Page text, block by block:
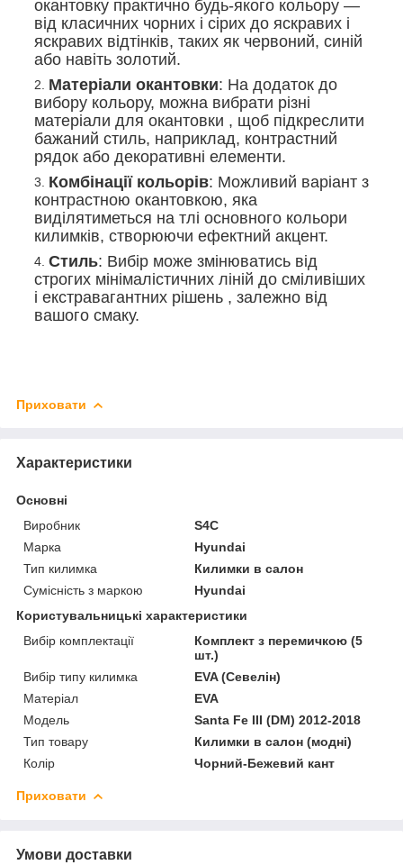
окантовку практично будь-якого кольору —
від класичних чорних і сірих до яскравих і
яскравих відтінків, таких як червоний, синій
або навіть золотий.
Матеріали окантовки: На додаток до
вибору кольору, можна вибрати різні
матеріали для окантовки , щоб підкреслити
бажаний стиль, наприклад, контрастний
рядок або декоративні елементи.
Комбінації кольорів: Можливий варіант з
контрастною окантовкою, яка
виділятиметься на тлі основного кольори
килимків, створюючи ефектний акцент.
Стиль: Вибір може змінюватись від
строгих мінімалістичних ліній до сміливіших
і екстравагантних рішень , залежно від
вашого смаку.
Приховати
Характеристики
Основні
Виробник
S4C
Марка
Hyundai
Тип килимка
Килимки в салон
Сумісність з маркою
Hyundai
Користувальницькі характеристики
Вибір комплектації
Комплект з перемичкою (5
шт.)
Вибір типу килимка
EVA (Севелін)
Матеріал
EVA
Мoдель
Santa Fe III (DM) 2012-2018
Тип товару
Килимки в салон (модні)
Колір
Чорний-Бежевий кант
Приховати
Умови доставки